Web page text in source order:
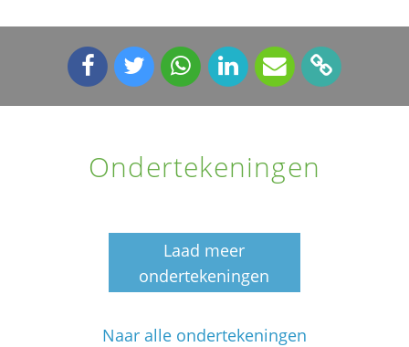
Ondertekeningen
Laad meer
ondertekeningen
Naar alle ondertekeningen